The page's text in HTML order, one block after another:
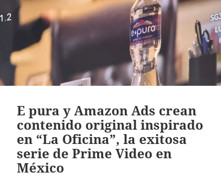
E pura y Amazon Ads crean
contenido original inspirado
en “La Oficina”, la exitosa
serie de Prime Video en
México